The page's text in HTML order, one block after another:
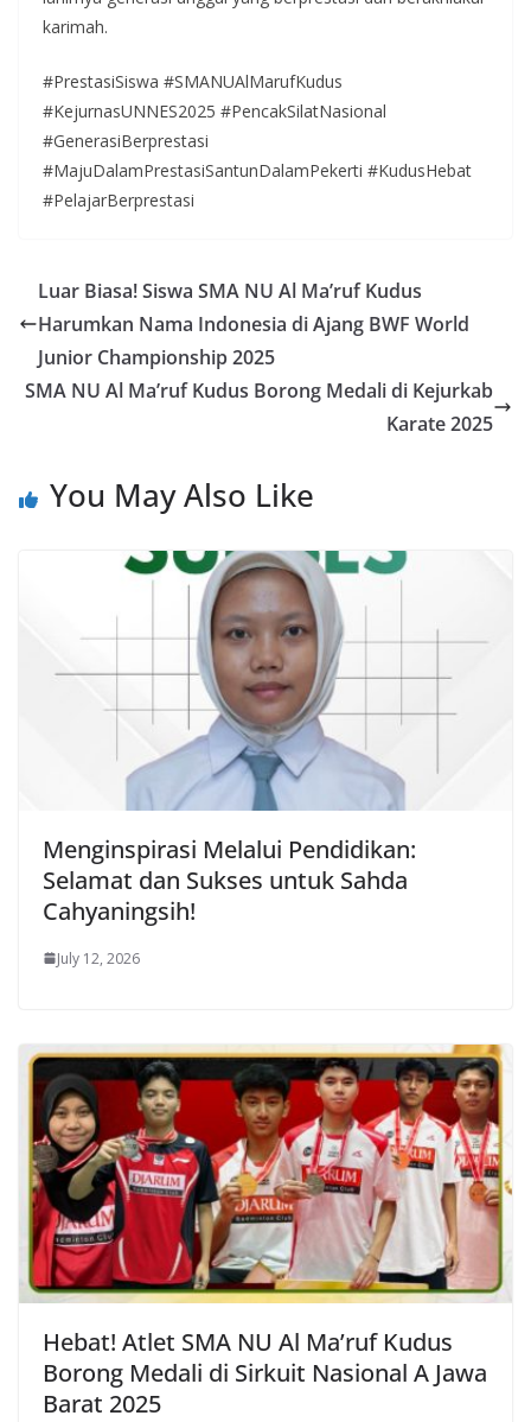
karimah.
#PrestasiSiswa #SMANUAlMarufKudus
#KejurnasUNNES2025 #PencakSilatNasional
#GenerasiBerprestasi
#MajuDalamPrestasiSantunDalamPekerti #KudusHebat
#PelajarBerprestasi
Luar Biasa! Siswa SMA NU Al Ma’ruf Kudus
Harumkan Nama Indonesia di Ajang BWF World
Junior Championship 2025
SMA NU Al Ma’ruf Kudus Borong Medali di Kejurkab
Karate 2025
You May Also Like
Menginspirasi Melalui Pendidikan:
Selamat dan Sukses untuk Sahda
Cahyaningsih!
July 12, 2026
Hebat! Atlet SMA NU Al Ma’ruf Kudus
Borong Medali di Sirkuit Nasional A Jawa
Barat 2025